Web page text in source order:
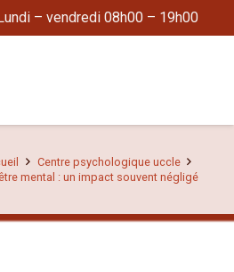
– vendredi 08h00 – 19h00
Centre psychologique uccle
mental : un impact souvent négligé